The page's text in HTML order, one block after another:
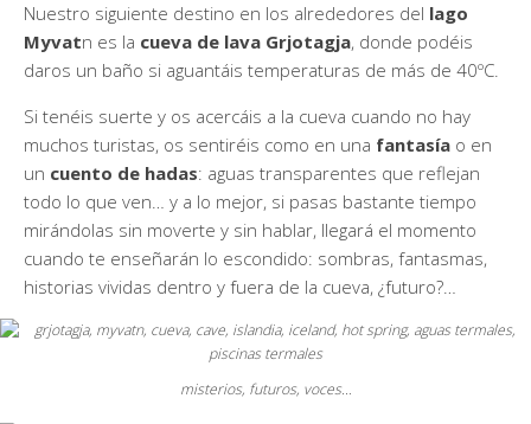
Nuestro siguiente destino en los alrededores del lago
Myvatn es la cueva de lava Grjotagja, donde podéis
daros un baño si aguantáis temperaturas de más de 40ºC.
Si tenéis suerte y os acercáis a la cueva cuando no hay
muchos turistas, os sentiréis como en una fantasía o en
un cuento de hadas: aguas transparentes que reflejan
todo lo que ven… y a lo mejor, si pasas bastante tiempo
mirándolas sin moverte y sin hablar, llegará el momento
cuando te enseñarán lo escondido: sombras, fantasmas,
historias vividas dentro y fuera de la cueva, ¿futuro?…
misterios, futuros, voces…